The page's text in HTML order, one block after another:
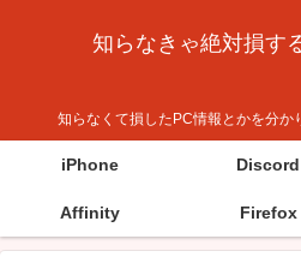
知らなきゃ絶対損す
知らなくて損したPC情報とかを分か
iPhone Discord
Affinity Firefox